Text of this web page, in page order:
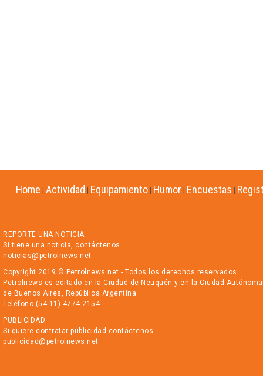
Home Actividad Equipamiento Humor Encuestas
REPORTE UNA NOTICIA
Si tiene una noticia, contáctenos
noticias@petrolnews.net
Copyright 2019 © Petrolnews.net - Todos los derechos reservados
Petrolnews es editado en la Ciudad de Neuquén y en la Ciudad Autónoma
de Buenos Aires, República Argentina
Teléfono (54 11) 4774 2154
PUBLICIDAD
Si quiere contratar publicidad contáctenos
publicidad@petrolnews.net